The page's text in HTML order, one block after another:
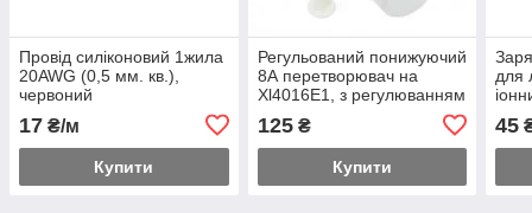
Провід силіконовий 1жила
20AWG (0,5 мм. кв.),
червоний
17 ₴/м
Купити
Регульований понижуючий
8А перетворювач на
Xl4016E1, з регулюванням
125₴
Купити
для
45